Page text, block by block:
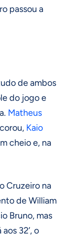
passou a
de ambos
do jogo e
Matheus
Kaio
cheio e, na
Cruzeiro na
de William
Bruno, mas
32’, o